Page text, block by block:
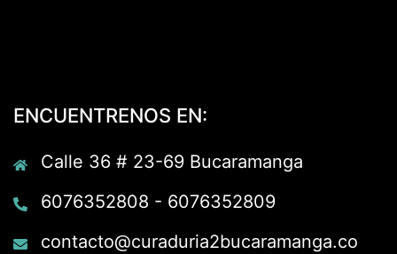
ENCUENTRENOS EN:
Calle 36 # 23-69 Bucaramanga
6076352808 - 6076352809
contacto@curaduria2bucaramanga.co